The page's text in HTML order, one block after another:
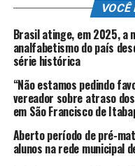
cálculos utilizam
Geografia e Estatística
Educação e Saúde.
de pobreza, que
parte, 71,1%, não
Entre o total de
Brasil atinge, em 2025, a
analfabetismo do país
série histórica
“Não estamos pedindo
vereador sobre atraso
em São Francisco de
Aberto período de pré-
alunos na rede municipal